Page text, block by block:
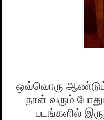
ஒவ்வொரு ஆண்டும்
நாள் வரும்
படங்களில்